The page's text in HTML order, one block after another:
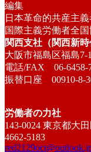
編集
日本革命的共産主
国際主義労働者全
関西支社（関西新時
大阪市福島区福島7-
電話/FAX 06-6458-
振替口座 00910-8-
労働者の力社
143-0024 東京都大
4662-5183